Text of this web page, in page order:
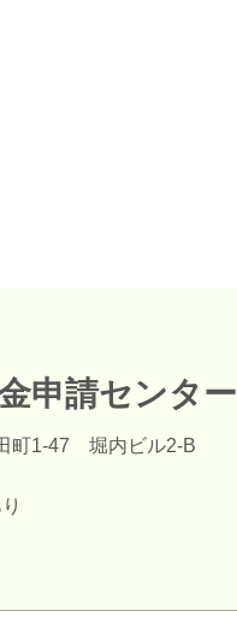
申請センター
町1-47 堀内ビル2-B